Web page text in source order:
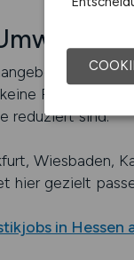
auf
reduziert sind.
Wiesbaden,
hier gezielt
in Hessen